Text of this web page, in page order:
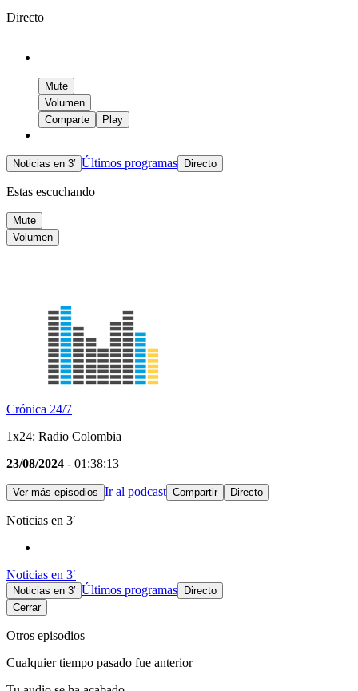
Directo
Mute
Volumen
Comparte
Play
Noticias en 3′ Últimos programas Directo
Estas escuchando
Mute
Volumen
Crónica 24/7
1x24: Radio Colombia
23/08/2024 - 01:38:13
Ver más episodios Ir al podcast Compartir Directo
Noticias en 3′
Noticias en 3′
Noticias en 3′ Últimos programas Directo
Cerrar
Otros episodios
Cualquier tiempo pasado fue anterior